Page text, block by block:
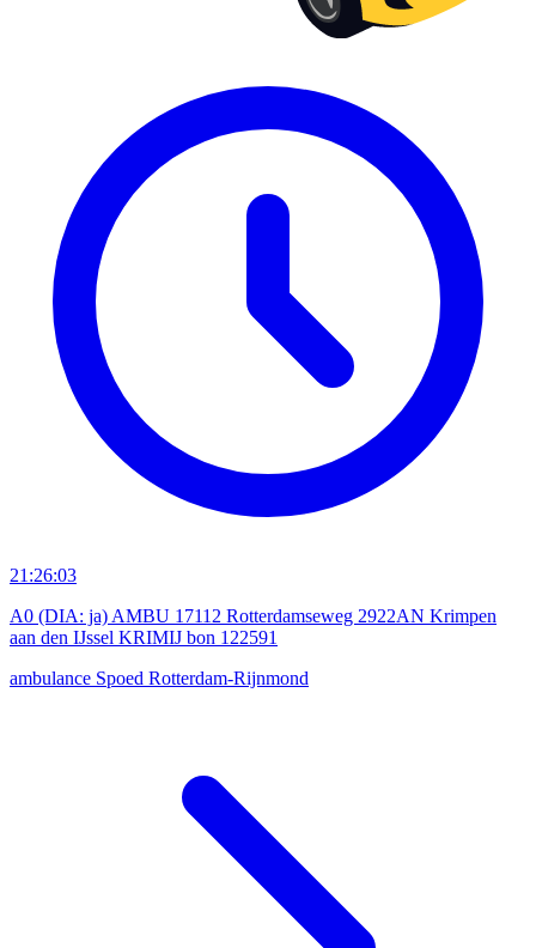
21:26:03
A0 (DIA: ja) AMBU 17112 Rotterdamseweg 2922AN Krimpen
aan den IJssel KRIMIJ bon 122591
ambulance Spoed Rotterdam-Rijnmond